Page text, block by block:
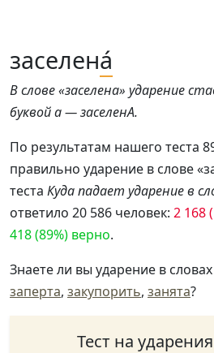
заселена́
В слове «заселена» ударение
буквой а — заселенА.
По результатам нашего теста
правильно ударение в слове
теста Куда падает ударение в
ответило 20 586 человек: 2 168
418 (89%) верно.
Знаете ли вы ударение в словах
заперта, закупорить, занята?
Тест на